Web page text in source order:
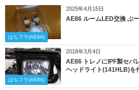
2025年4月15日
はちフラ(AE86)
AE86 ルームLED交換 ぶ
2018年3月4日
はちフラ(AE86)
AE86 トレノにIPF製セパ
ヘッドライト(141HLB)を